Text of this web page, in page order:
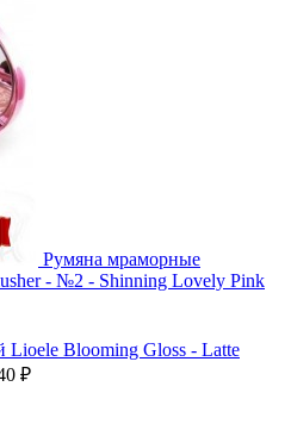
Румяна мраморные
- №2 - Shinning Lovely Pink
Blooming Gloss - Latte
₽